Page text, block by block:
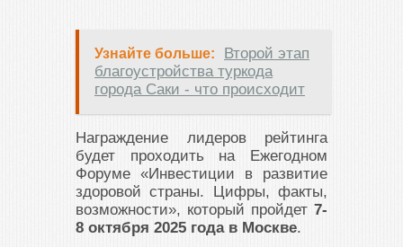
Узнайте больше:
Второй этап
благоустройства туркода
города Саки - что происходит
Награждение лидеров рейтинга
будет проходить на Ежегодном
Форуме «Инвестиции в развитие
здоровой страны. Цифры, факты,
возможности», который пройдет 7-
8 октября 2025 года в Москве.